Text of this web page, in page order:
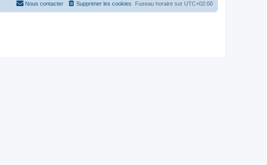
Fuseau horaire sur UTC+02:00
Supprimer les cookies
Nous contacter